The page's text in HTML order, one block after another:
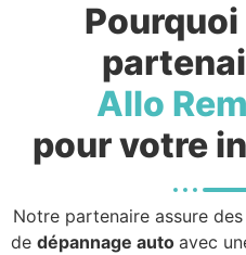
Allo
pour votre
Notre partenaire assure
de dépannage auto avec